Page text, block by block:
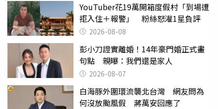
YouTuber花19萬開箱度假村「到場遭
拒入住＋報警」 粉絲怒灌1星負評
2026-08-08
彭小刀證實離婚！14年豪門婚正式畫
句點 親曝：我們還是家人
2026-08-07
白海豚外圍環流襲北台灣 網友問為
何沒放颱風假 蔣萬安回應了